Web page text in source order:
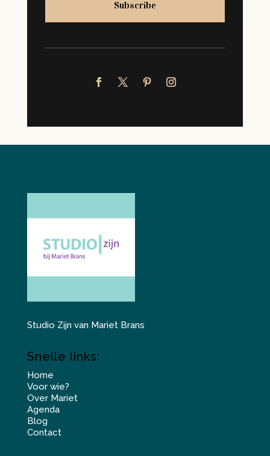
Subscribe
Studio Zijn van Mariet Brans
Snelle links:
Home
Voor wie?
Over Mariet
Agenda
Blog
Contact